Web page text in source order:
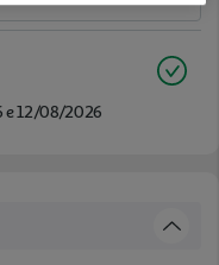
e 12/08/2026